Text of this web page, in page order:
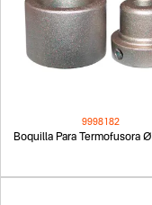
9998182
Boquilla Para Termofusora